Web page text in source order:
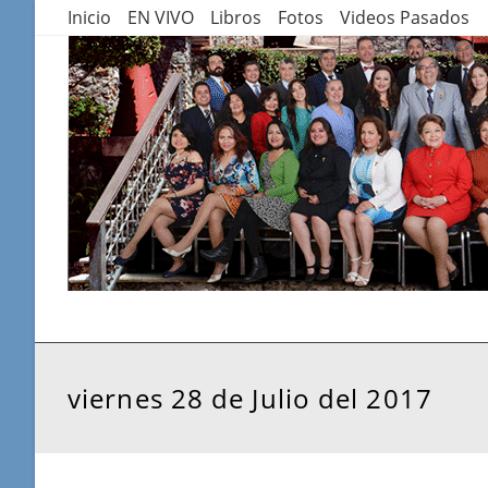
contenido
Inicio EN VIVO Libros Fotos Videos Pasados
viernes 28 de Julio del 2017